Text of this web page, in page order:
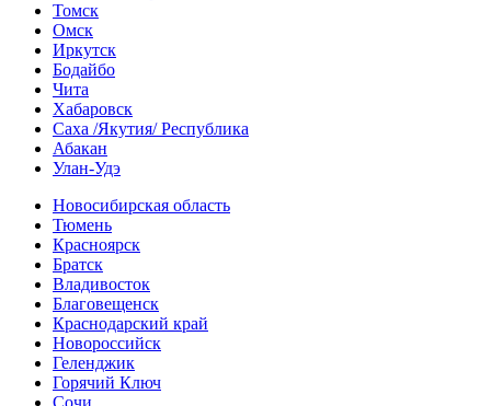
Томск
Омск
Иркутск
Бодайбо
Чита
Хабаровск
Саха /Якутия/ Республика
Абакан
Улан-Удэ
Новосибирская область
Тюмень
Красноярск
Братск
Владивосток
Благовещенск
Краснодарский край
Новороссийск
Геленджик
Горячий Ключ